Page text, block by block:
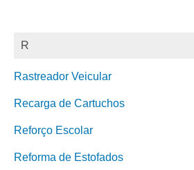
R
Rastreador Veicular
Recarga de Cartuchos
Reforço Escolar
Reforma de Estofados